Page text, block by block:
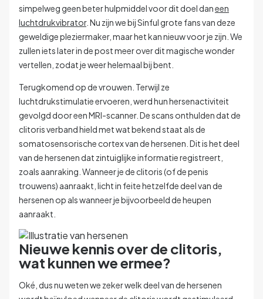
simpelweg geen beter hulpmiddel voor dit doel daneen
luchtdrukvibrator. Nu zijn we bij Sinful grote fans van deze
geweldige pleziermaker, maar het kan nieuw voor je zijn. We
zullen iets later in de post meer over dit magische wonder
vertellen, zodat je weer helemaal bij bent.
Terugkomend op de vrouwen. Terwijl ze
luchtdrukstimulatie ervoeren, werd hun hersenactiviteit
gevolgd door een MRI-scanner. De scans onthulden dat de
clitoris verband hield met wat bekend staat als de
somatosensorische cortex van de hersenen. Dit is het deel
van de hersenen dat zintuiglijke informatie registreert,
zoals aanraking. Wanneer je de clitoris (of de penis
trouwens) aanraakt, licht in feite hetzelfde deel van de
hersenen op als wanneer je bijvoorbeeld de heupen
aanraakt.
Nieuwe kennis over de clitoris,
wat kunnen we ermee?
Oké, dus nu weten we zeker welk deel van de hersenen